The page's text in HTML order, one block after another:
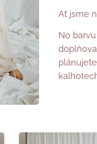
Ať jsme
No barvu